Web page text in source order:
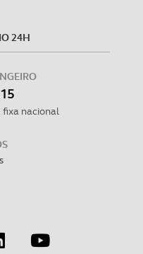
24H
fixa nacional